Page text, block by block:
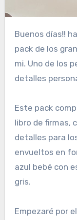
Buenos días!! hace tiempo que no os enseño un
pack de los
mi. Uno de los
detalles
Este pack
libro de firmas,
detalles para
envueltos en
azul bebé con
gris.
Empezaré por